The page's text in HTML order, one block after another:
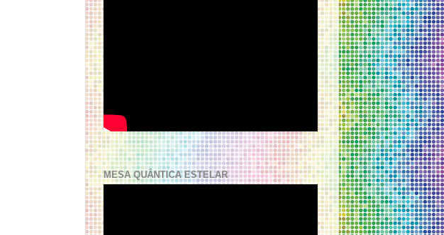
MESA QUÂNTICA ESTELAR